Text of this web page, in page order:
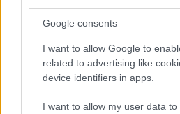
Google consents
I want to allow Google to
related to advertising like
device identifiers in apps.
I want to allow my user data
09·04·2022 21:25
Super League: Σώθηκε ο Ιωνικός
στην Τρίπολη